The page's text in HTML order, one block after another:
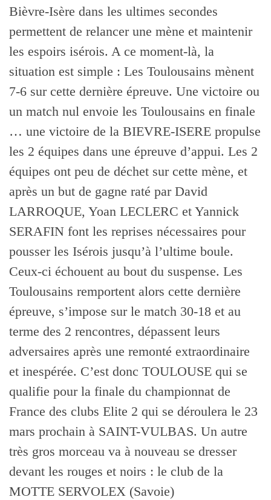
Bièvre-Isère dans les ultimes secondes
permettent de relancer une mène et maintenir
les espoirs isérois. A ce moment-là, la
situation est simple : Les Toulousains mènent
7-6 sur cette dernière épreuve. Une victoire ou
un match nul envoie les Toulousains en finale
… une victoire de la BIEVRE-ISERE propulse
les 2 équipes dans une épreuve d’appui. Les 2
équipes ont peu de déchet sur cette mène, et
après un but de gagne raté par David
LARROQUE, Yoan LECLERC et Yannick
SERAFIN font les reprises nécessaires pour
pousser les Isérois jusqu’à l’ultime boule.
Ceux-ci échouent au bout du suspense. Les
Toulousains remportent alors cette dernière
épreuve, s’impose sur le match 30-18 et au
terme des 2 rencontres, dépassent leurs
adversaires après une remonté extraordinaire
et inespérée. C’est donc TOULOUSE qui se
qualifie pour la finale du championnat de
France des clubs Elite 2 qui se déroulera le 23
mars prochain à SAINT-VULBAS. Un autre
très gros morceau va à nouveau se dresser
devant les rouges et noirs : le club de la
MOTTE SERVOLEX (Savoie)